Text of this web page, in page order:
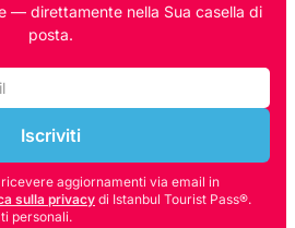
— direttamente nella Sua casella di
posta.
Iscriviti
aggiornamenti via email in
sulla privacydi Istanbul Tourist Pass®.
personali.